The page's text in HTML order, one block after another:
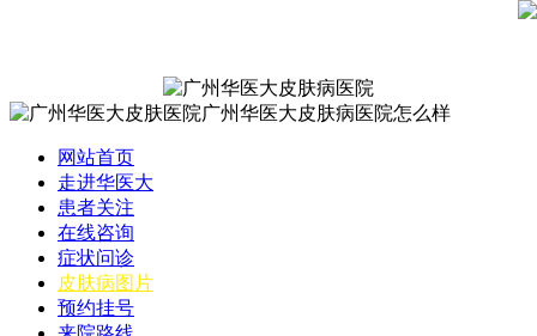
网站首页
走进华医大
患者关注
在线咨询
症状问诊
皮肤病图片
预约挂号